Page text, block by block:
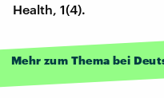
Health, 1(4).
Mehr zum Thema bei